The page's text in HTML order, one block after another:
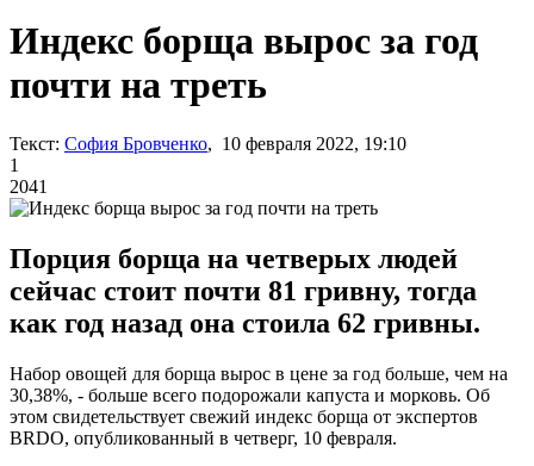
Индекс борща вырос за год
почти на треть
Текст: София Бровченко, 10 февраля 2022, 19:10
1
2041
Порция борща на четверых людей
сейчас стоит почти 81 гривну, тогда
как год назад она стоила 62 гривны.
Набор овощей для борща вырос в цене за год больше, чем на
30,38%, - больше всего подорожали капуста и морковь. Об
этом свидетельствует свежий индекс борща от экспертов
BRDO, опубликованный в четверг, 10 февраля.